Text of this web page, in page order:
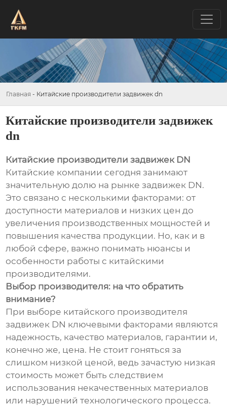
Главная - Китайские производители задвижек dn
Китайские производители задвижек
dn
Китайские производители задвижек DN
Китайские компании сегодня занимают
значительную долю на рынке задвижек DN.
Это связано с несколькими факторами: от
доступности материалов и низких цен до
увеличения производственных мощностей и
повышения качества продукции. Но, как и в
любой сфере, важно понимать нюансы и
особенности работы с китайскими
производителями.
Выбор производителя: на что обратить
внимание?
При выборе китайского производителя
задвижек DN ключевыми факторами являются
надежность, качество материалов, гарантии и,
конечно же, цена. Не стоит гоняться за
слишком низкой ценой, ведь зачастую низкая
стоимость может быть следствием
использования некачественных материалов
или нарушений технологического процесса.